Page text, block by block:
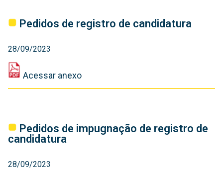
‎Pedidos de registro de candidatura
28/09/2023
Acessar anexo
‎Pedidos de impugnação de registro de
candidatura
28/09/2023